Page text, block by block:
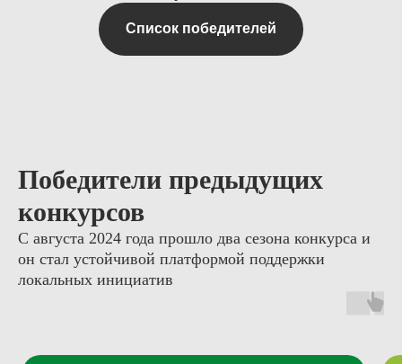
Список победителей
Победители предыдущих
конкурсов
С августа 2024 года прошло два сезона конкурса и
он стал устойчивой платформой поддержки
локальных инициатив